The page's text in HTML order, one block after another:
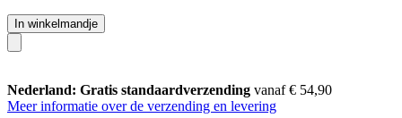
In winkelmandje
Nederland: Gratis standaardverzending vanaf € 54,90
Meer informatie over de verzending en levering